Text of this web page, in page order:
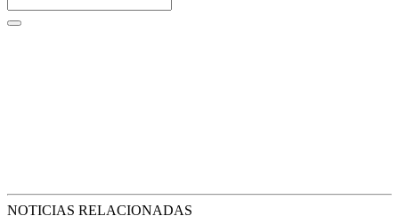
NOTICIAS RELACIONADAS